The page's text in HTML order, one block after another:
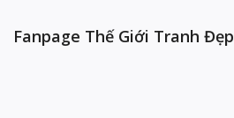
Fanpage Thế Giới Tranh Đẹp